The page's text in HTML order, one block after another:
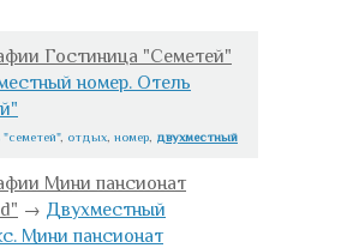
Гостиница "Семетей"
номер. Отель
"семетей", отдых номер двухместный
Мини пансионат
→ Двухместный
Мини пансионат